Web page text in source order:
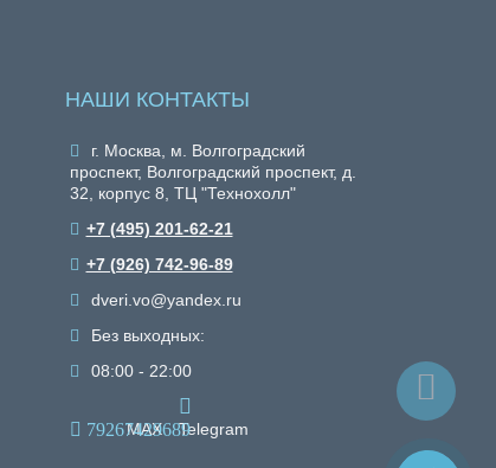
НАШИ КОНТАКТЫ
г. Москва, м. Волгоградский
проспект, Волгоградский проспект, д.
32, корпус 8, ТЦ "Технохолл"
+7 (495) 201-62-21
+7 (926) 742-96-89
dveri.vo@yandex.ru
Без выходных:
08:00 - 22:00
79267429689
MAX Telegram